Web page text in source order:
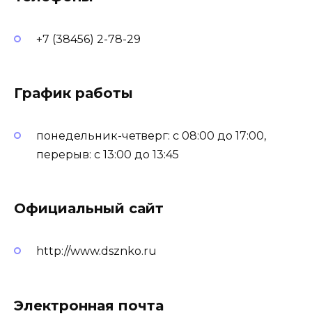
+7 (38456) 2-78-29
График работы
понедельник-четверг: с 08:00 до 17:00,
перерыв: с 13:00 до 13:45
Официальный сайт
http://www.dsznko.ru
Электронная почта